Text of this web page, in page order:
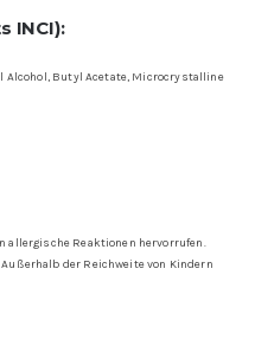
INCI):
Alcohol, Butyl Acetate, Microcrystalline
allergische Reaktionen hervorrufen.
der Reichweite von Kindern